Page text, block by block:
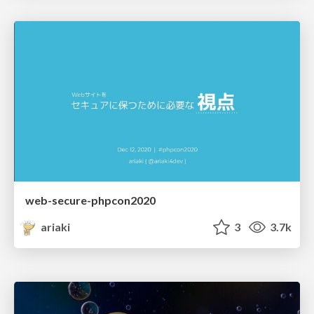
web-secure-phpcon2020
ariaki
3 3.7k